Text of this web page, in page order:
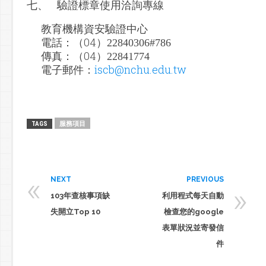
七、
驗證標章使用洽詢專線
教育機構資安驗證中心
電話：（04 ）22840306#786
傳真：（04 ）22841774
電子郵件： iscb@nchu.edu.tw
TAGS 服務項目
« NEXT
103年查核事項缺
失開立Top 10
»
PREVIOUS
利用程式每天自動
檢查您的google
表單狀況並寄發信
件